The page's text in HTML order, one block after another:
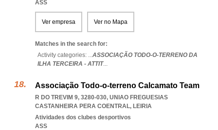
ASS
Ver empresa Ver no Mapa
Matches in the search for:
Activity categories: ...ASSOCIAÇÃO TODO-O-TERRENO DA
ILHA TERCEIRA - ATTIT...
Associação Todo-o-terreno Calcamato Team
R DO TREVIM 9, 3280-030, UNIAO FREGUESIAS
CASTANHEIRA PERA COENTRAL, LEIRIA
Atividades dos clubes desportivos
ASS